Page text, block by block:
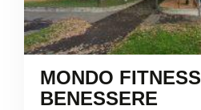
MONDO FITNESS
BENESSERE